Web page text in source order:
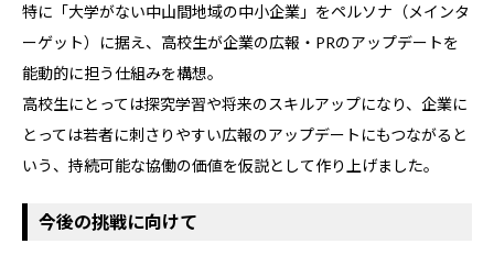
特に「大学がない中山間地域の中小企業」をペルソナ（メインタ
ーゲット）に据え、高校生が企業の広報・PRのアップデートを
能動的に担う仕組みを構想。
高校生にとっては探究学習や将来のスキルアップになり、企業に
とっては若者に刺さりやすい広報のアップデートにもつながると
いう、持続可能な協働の価値を仮説として作り上げました。
今後の挑戦に向けて